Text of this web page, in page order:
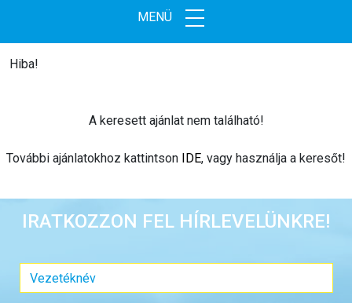
MENÜ
Hiba!
A keresett ajánlat nem található!
További ajánlatokhoz kattintson IDE, vagy használja a keresőt!
IRATKOZZON FEL HÍRLEVELÜNKRE!